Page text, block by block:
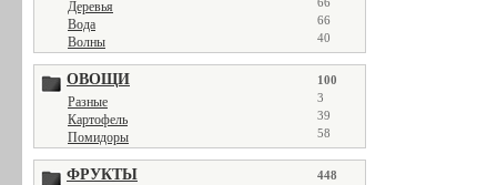
Деревья
Вода 66
Волны 40
ОВОЩИ 100
Разные 3
Картофель 39
Помидоры 58
ФРУКТЫ 448